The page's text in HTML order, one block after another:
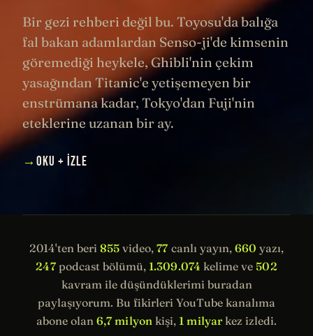
Bir gezi rehberi değil bu. Toyosu'da balığa
fal bakan adamlardan Senso-ji'de kimsenin
göremediği heykele, Ghibli'nin çekim
yasağından Titanic'e yetişemeyen bir
enstrümana kadar, Tokyo'dan Fuji'nin
eteklerine uzanan bir ay.
→ OKU + İZLE
2014'ten beri 855 video,77canlı yayın, 660 yazı,
247podcast bölümü, 1.309.074 kelime ve 502
kavram ile düşündüklerimi buradan
paylaşıyorum. Bu fikirleri YouTube kanalıma
abone olan 6,7 milyon kişi, 1 milyarkez izledi.